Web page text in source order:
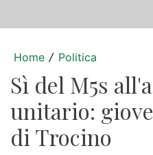
Home / Politica
Sì del M5s
unitario:
di Trocino